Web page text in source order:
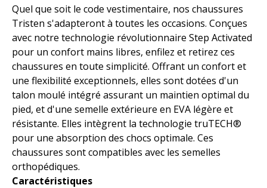
Quel que soit le code vestimentaire, nos chaussures
Tristen s'adapteront à toutes les occasions. Conçues
avec notre technologie révolutionnaire Step Activated
pour un confort mains libres, enfilez et retirez ces
chaussures en toute simplicité. Offrant un confort et
une flexibilité exceptionnels, elles sont dotées d'un
talon moulé intégré assurant un maintien optimal du
pied, et d'une semelle extérieure en EVA légère et
résistante. Elles intègrent la technologie truTECH®
pour une absorption des chocs optimale. Ces
chaussures sont compatibles avec les semelles
orthopédiques.
Caractéristiques